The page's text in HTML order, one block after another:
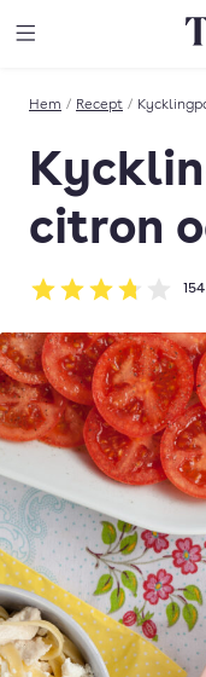
Hem / Recept /
citron
Betyg: 3.76 av 5
154